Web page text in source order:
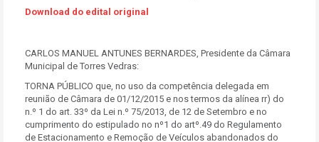
Download do edital original
CARLOS MANUEL ANTUNES BERNARDES, Presidente da Câmara
Municipal de Torres Vedras:
TORNA PÚBLICO que, no uso da competência delegada em
reunião de Câmara de 01/12/2015 e nos termos da alínea rr) do
n.º 1 do art. 33º da Lei n.º 75/2013, de 12 de Setembro e no
cumprimento do estipulado no nº1 do artº.49 do Regulamento
de Estacionamento e Remoção de Veículos abandonados do